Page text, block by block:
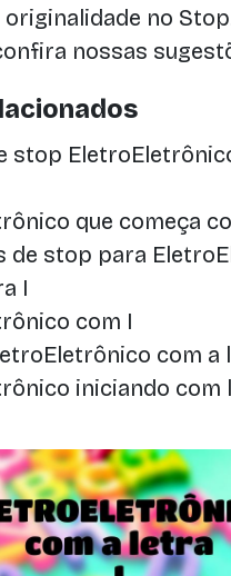
originalidade no
nossas
stop
que começa
de stop para
I
com I
com a
iniciando com